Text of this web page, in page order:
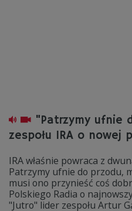
"Patrzymy ufnie
zespołu IRA o nowej
IRA właśnie powraca z
Patrzymy ufnie do przodu,
musi ono przynieść coś
Polskiego Radia o
"Jutro" lider zespołu Artur